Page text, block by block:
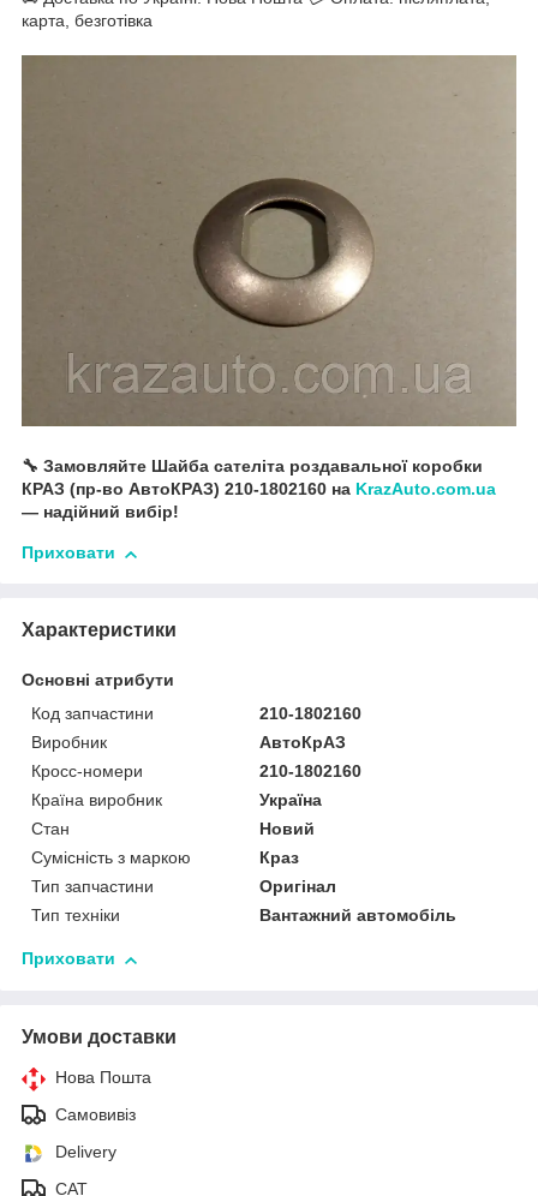
карта, безготівка
🔧 Замовляйте Шайба сателіта роздавальної коробки
КРАЗ (пр-во АвтоКРАЗ) 210-1802160 на KrazAuto.com.ua
— надійний вибір!
Приховати
Характеристики
Основні атрибути
Код запчастини
210-1802160
Виробник
АвтоКрАЗ
Кросс-номери
210-1802160
Країна виробник
Україна
Стан
Новий
Сумісність з маркою
Краз
Тип запчастини
Оригінал
Тип техніки
Вантажний автомобіль
Приховати
Умови доставки
Нова Пошта
Самовивіз
Delivery
САТ